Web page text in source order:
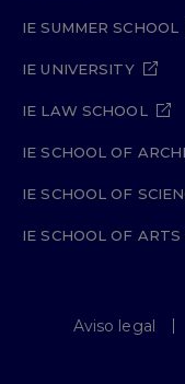
IE SUMMER SCHOOL
IE UNIVERSITY
IE LAW SCHOOL
IE SCHOOL OF
IE SCHOOL OF
IE SCHOOL OF
Aviso legal